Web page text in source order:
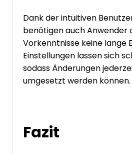
Dank der intuitiven
benötigen auch Anwender
Vorkenntnisse keine lange
Einstellungen lassen sich
sodass Änderungen
umgesetzt werden können.
Fazit